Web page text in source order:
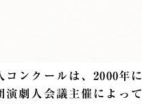
ンクールは、2000年
演劇人会議主催によっ